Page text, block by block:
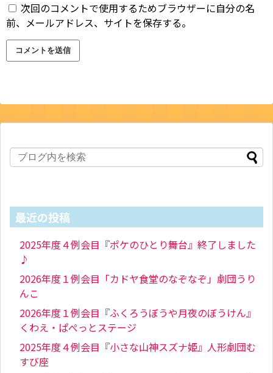
次回のコメントで使用するためブラウザーに自分の名
前、メールアドレス、サイトを保存する。
最近の投稿
2025年度４例会目『ポケのひとり舞台』終了しました
♪
2026年度１例会目「カドヤ食堂のなぞなぞ」劇団うり
んこ
2026年度１例会目『ふくろうぼうや月夜のぼうけん』
くわえ・ぱぺっとステージ
2025年度４例会目『小さな山神スズナ姫』人形劇団む
すび座